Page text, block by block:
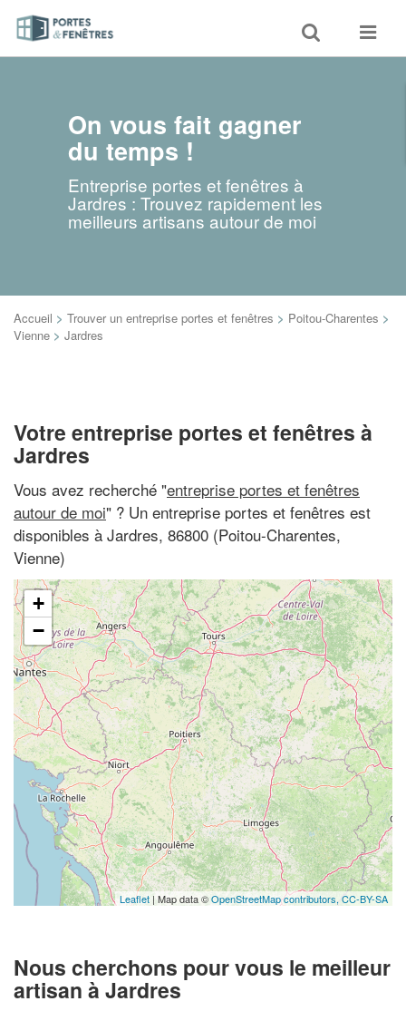
Toggle
search
Toggle
On vous fait gagner
du temps !
Entreprise portes et fenêtres à
Jardres : Trouvez rapidement les
meilleurs artisans autour de moi
Accueil > Trouver un entreprise portes et fenêtres > Poitou-Charentes >
Vienne > Jardres
Votre entreprise portes et fenêtres à
Jardres
Vous avez recherché "entreprise portes et fenêtres
autour de moi" ? Un entreprise portes et fenêtres est
disponibles à Jardres, 86800 (Poitou-Charentes,
Vienne)
+
−
Leaflet | Map data ©OpenStreetMap contributors, CC-BY-SA
Nous cherchons pour vous le meilleur
artisan à Jardres